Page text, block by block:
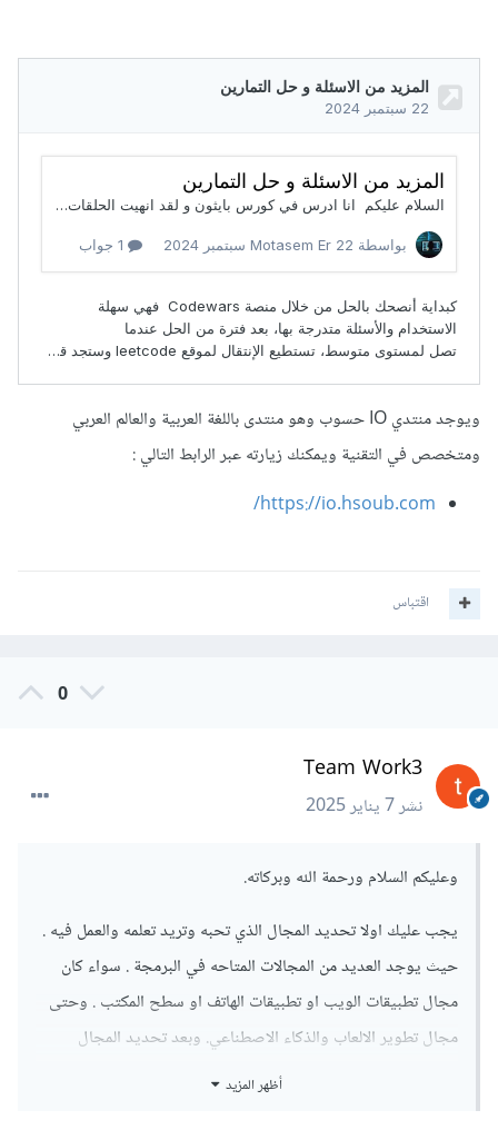
ويوجد منتدي IO حسوب وهو منتدى باللغة العربية والعالم العربي
ومتخصص في التقنية ويمكنك زيارته عبر الرابط التالي
https://io.hsoub.com/
اقتباس
0
Team Work3
نشر7 يناير 2025
وعليكم السلام ورحمة الله وبركاته.
يجب عليك اولا تحديد المجال الذي تحبه وتريد تعلمه والعمل فيه .
حيث يوجد العديد من المجالات المتاحه في البرمجة . سواء كان
مجال تطبيقات الويب او تطبيقات الهاتف او سطح المكتب . وحتى
مجال تطوير الالعاب والذكاء الاصطناعي. وبعد تحديد المجال
يمكنك اختيار التقنيات واللغة الانسب لك لتعلمها واتباع ال
أظهر المزيد